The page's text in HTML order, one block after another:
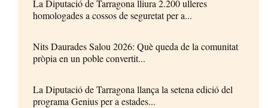
La Diputació de Tarragona lliura 2.200 ulleres
homologades a cossos de seguretat per a...
Nits Daurades Salou 2026: Què queda de la comunitat
pròpia en un poble convertit...
La Diputació de Tarragona llança la setena edició del
programa Genius per a estades...